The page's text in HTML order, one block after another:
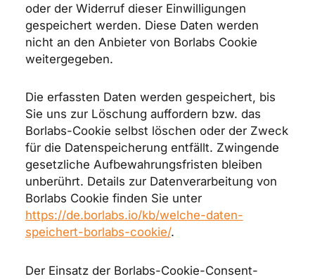
oder der Widerruf dieser Einwilligungen
gespeichert werden. Diese Daten werden
nicht an den Anbieter von Borlabs Cookie
weitergegeben.
Die erfassten Daten werden gespeichert, bis
Sie uns zur Löschung auffordern bzw. das
Borlabs-Cookie selbst löschen oder der Zweck
für die Datenspeicherung entfällt. Zwingende
gesetzliche Aufbewahrungsfristen bleiben
unberührt. Details zur Datenverarbeitung von
Borlabs Cookie finden Sie unter
https://de.borlabs.io/kb/welche-daten-
speichert-borlabs-cookie/.
Der Einsatz der Borlabs-Cookie-Consent-